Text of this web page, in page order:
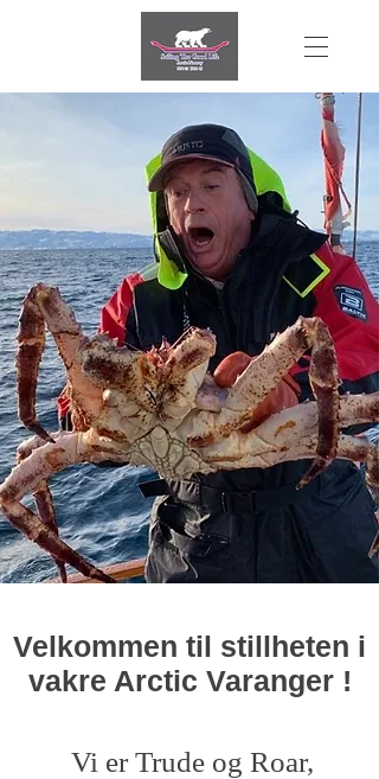
Velkommen til stillheten i
vakre Arctic Varanger !
Vi er Trude og Roar,